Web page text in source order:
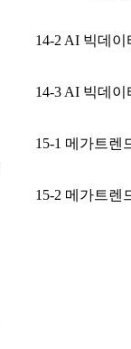
14-2 AI 빅데
14-3 AI 빅데
15-1 메가트렌
15-2 메가트렌